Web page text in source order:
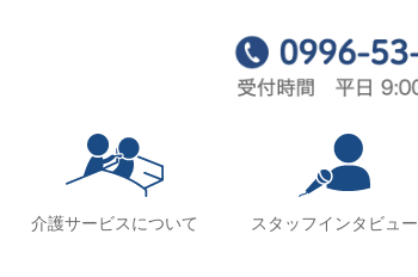
介護サービスについて スタッフインタビュー